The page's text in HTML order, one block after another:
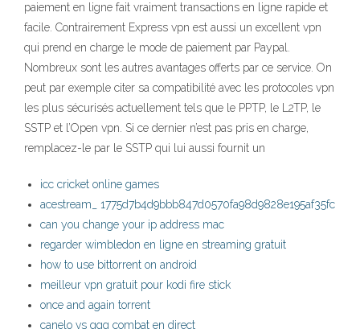
paiement en ligne fait vraiment transactions en ligne rapide et
facile. Contrairement Express vpn est aussi un excellent vpn
qui prend en charge le mode de paiement par Paypal.
Nombreux sont les autres avantages offerts par ce service. On
peut par exemple citer sa compatibilité avec les protocoles vpn
les plus sécurisés actuellement tels que le PPTP, le L2TP, le
SSTP et l’Open vpn. Si ce dernier n’est pas pris en charge,
remplacez-le par le SSTP qui lui aussi fournit un
icc cricket online games
acestream_ 1775d7b4d9bbb847d0570fa98d9828e195af35fc
can you change your ip address mac
regarder wimbledon en ligne en streaming gratuit
how to use bittorrent on android
meilleur vpn gratuit pour kodi fire stick
once and again torrent
canelo vs ggg combat en direct